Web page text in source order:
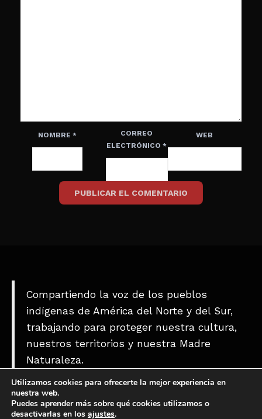
NOMBRE *
CORREO
ELECTRÓNICO*
WEB
Compartiendo la voz de los pueblos
indígenas de América del Norte y del Sur,
trabajando para proteger nuestra cultura,
nuestros territorios y nuestra Madre
Naturaleza.
[wdi_feed id=\"1\"]
Utilizamos cookies para ofrecerte la mejor experiencia en
nuestra web.
Puedes aprender más sobre qué cookies utilizamos o
desactivarlas en los ajustes.